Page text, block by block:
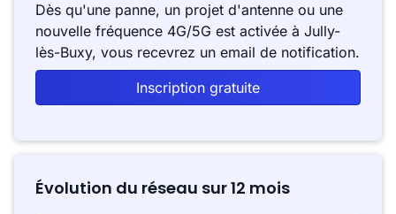
Dès qu'une panne, un projet d'antenne ou une
nouvelle fréquence 4G/5G est activée à Jully-
lès-Buxy, vous recevrez un email de notification.
Inscription gratuite
Évolution du réseau sur 12 mois